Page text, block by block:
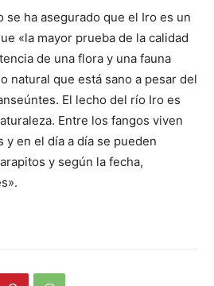
se ha asegurado que el Iro es un
«la mayor prueba de la calidad
de una flora y una fauna
natural que está sano a pesar del
El lecho del río Iro es
Entre los fangos viven
y en el día a día se pueden
y según la fecha,